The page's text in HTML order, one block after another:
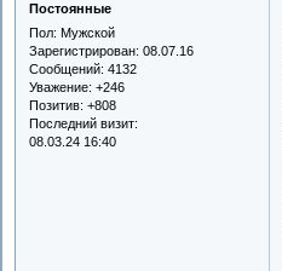
Постоянные
Пол: Мужской
Зарегистрирован: 08.07.16
Сообщений: 4132
Уважение: +246
Позитив: +808
Последний визит:
08.03.24 16:40